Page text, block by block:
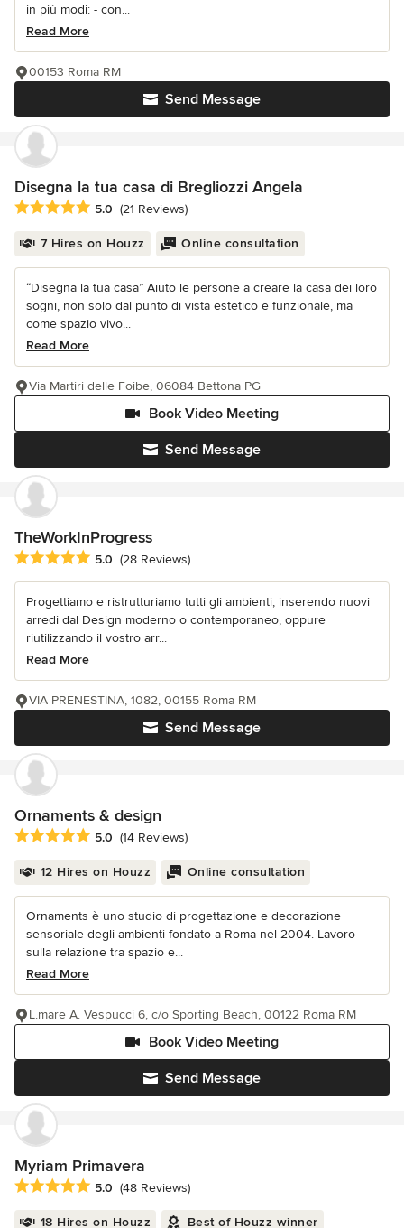
in più modi: - con...
Read More
Send Message
00153 Roma RM
Disegna la tua casa di Bregliozzi Angela
Average rating: 5 out of 5 stars
5.0 (21 Reviews)
7 Hires on Houzz Online consultation
“Disegna la tua casa” Aiuto le persone a creare la casa dei loro
sogni, non solo dal punto di vista estetico e funzionale, ma
come spazio vivo...
Read More
Send Message
Book Video Meeting
Via Martiri delle Foibe, 06084 Bettona PG
TheWorkInProgress
Average rating: 5 out of 5 stars
5.0 (28 Reviews)
Progettiamo e ristrutturiamo tutti gli ambienti, inserendo nuovi
arredi dal Design moderno o contemporaneo, oppure
riutilizzando il vostro arr...
Read More
Send Message
VIA PRENESTINA, 1082, 00155 Roma RM
Ornaments & design
Average rating: 5 out of 5 stars
5.0 (14 Reviews)
12 Hires on Houzz Online consultation
Ornaments è uno studio di progettazione e decorazione
sensoriale degli ambienti fondato a Roma nel 2004. Lavoro
sulla relazione tra spazio e...
Read More
Send Message
Book Video Meeting
L.mare A. Vespucci 6, c/o Sporting Beach, 00122 Roma RM
Myriam Primavera
Average rating: 5 out of 5 stars
5.0 (48 Reviews)
18 Hires on Houzz Best of Houzz winner